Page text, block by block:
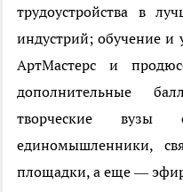
трудоустройства в
индустрий; обучение и
АртМастерс и
дополнительные
творческие вузы
единомышленники,
площадки, а еще —